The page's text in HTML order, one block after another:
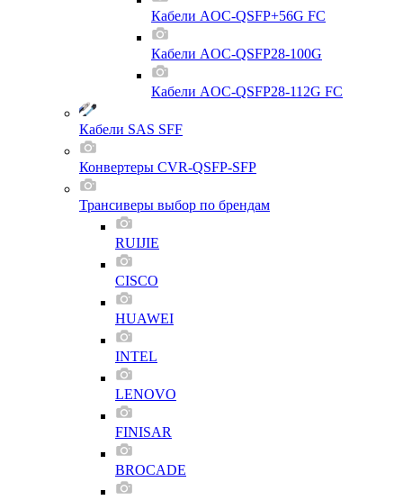
Кабели AOC-QSFP+56G FC
Кабели AOC-QSFP28-100G
Кабели AOC-QSFP28-112G FC
Кабели SAS SFF
Конвертеры CVR-QSFP-SFP
Трансиверы выбор по брендам
RUIJIE
CISCO
HUAWEI
INTEL
LENOVO
FINISAR
BROCADE